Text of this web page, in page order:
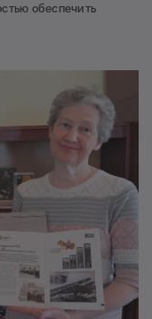
обеспечить